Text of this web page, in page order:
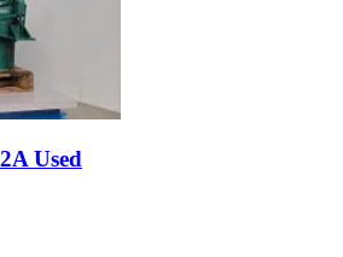
Used